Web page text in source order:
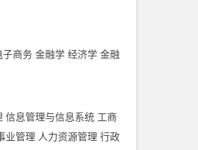
子商务 金融学 经济学 金融
信息管理与信息系统 工商
业管理 人力资源管理 行政